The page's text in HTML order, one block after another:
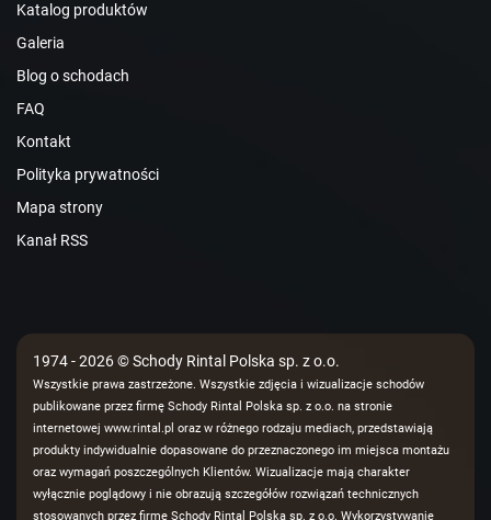
Katalog produktów
Galeria
Blog o schodach
FAQ
Kontakt
Polityka prywatności
Mapa strony
Kanał RSS
1974 - 2026 © Schody Rintal Polska sp. z o.o.
Wszystkie prawa zastrzeżone. Wszystkie zdjęcia i wizualizacje schodów
publikowane przez firmę Schody Rintal Polska sp. z o.o. na stronie
internetowej www.rintal.pl oraz w różnego rodzaju mediach, przedstawiają
produkty indywidualnie dopasowane do przeznaczonego im miejsca montażu
oraz wymagań poszczególnych Klientów. Wizualizacje mają charakter
wyłącznie poglądowy i nie obrazują szczegółów rozwiązań technicznych
stosowanych przez firmę Schody Rintal Polska sp. z o.o. Wykorzystywanie